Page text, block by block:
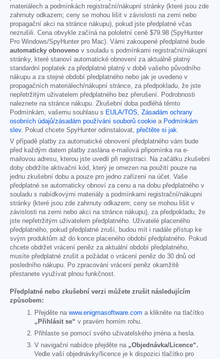
materiálech a podmínkách registrační/nákupní stránky (které jsou zde
zahrnuty odkazem; ceny se mohou lišit v závislosti na zemi nebo
propagační akci na stránce nákupu), pokud jste předplatné včas
nezrušili. Cena obvykle začíná na pololetní ceně $79.98 (SpyHunter
Pro Windows/SpyHunter pro Mac). Vámi zakoupené předplatné bude
automaticky obnoveno v souladu s podmínkami registrační/nákupní
stránky, které stanoví automatické obnovení za aktuálně platný
standardní poplatek za předplatné platný v době vašeho původního
nákupu a za stejné období předplatného nebo jak je uvedeno v
propagačních materiálech/nákupní stránce, za předpokladu, že jste
nepřetržitým uživatelem předplatného bez přerušení. Podrobnosti
naleznete na stránce nákupu. Zkušební doba podléhá těmto
Podmínkám, vašemu souhlasu s EULA/TOS, Zásadám ochrany
osobních údajů/zásadám používání souborů cookie a Podmínkám
slev. Pokud chcete SpyHunter odinstalovat, přečtěte si jak.
V případě platby za automatické obnovení předplatného vám bude
před každým datem platby zaslána e-mailová připomínka na e-
mailovou adresu, kterou jste uvedli při registraci. Na začátku zkušební
doby obdržíte aktivační kód, který je omezen na použití pouze na
jednu zkušební dobu a pouze pro jedno zařízení na účet. Vaše
předplatné se automaticky obnoví za cenu a na dobu předplatného v
souladu s nabídkovými materiály a podmínkami registrační/nákupní
stránky (které jsou zde zahrnuty odkazem; ceny se mohou lišit v
závislosti na zemi nebo akci na stránce nákupu), za předpokladu, že
jste nepřetržitým uživatelem předplatného. Uživatelé placeného
předplatného, pokud předplatné zruší, budou mít i nadále přístup ke
svým produktům až do konce placeného období předplatného. Pokud
chcete obdržet vrácení peněz za aktuální období předplatného,
musíte předplatné zrušit a požádat o vrácení peněz do 30 dnů od
posledního nákupu. Po zpracování vrácení peněz okamžitě
přestanete využívat plnou funkčnost.
Předplatné nebo zkušební verzi můžete zrušit následujícím
způsobem:
Přejděte na www.enigmasoftware.com a klikněte na tlačítko
„Přihlásit se“ v pravém horním rohu.
Přihlaste se pomocí svého uživatelského jména a hesla.
V navigační nabídce přejděte na „Objednávka/Licence“.
Vedle vaší objednávky/licence je k dispozici tlačítko pro